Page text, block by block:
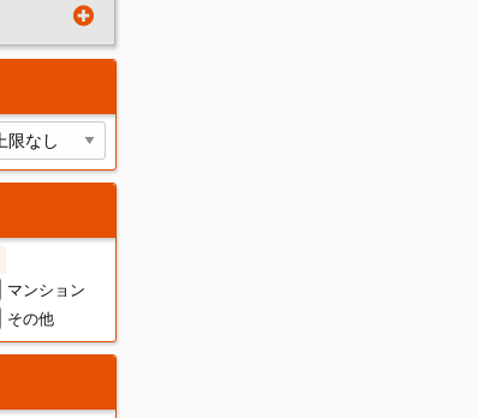
マンション
その他